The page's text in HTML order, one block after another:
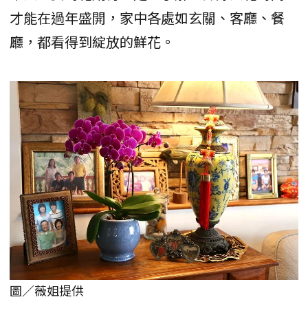
才能在過年盛開，家中各處如玄關、客廳、餐
廳，都看得到綻放的鮮花。
圖／薇姐提供